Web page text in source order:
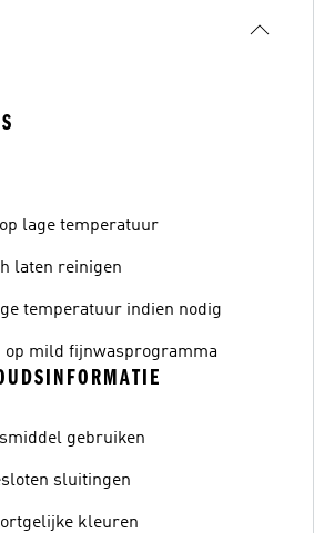
lage temperatuur
laten reinigen
temperatuur indien nodig
op mild fijnwasprogramma
gebruiken
sluitingen
kleuren